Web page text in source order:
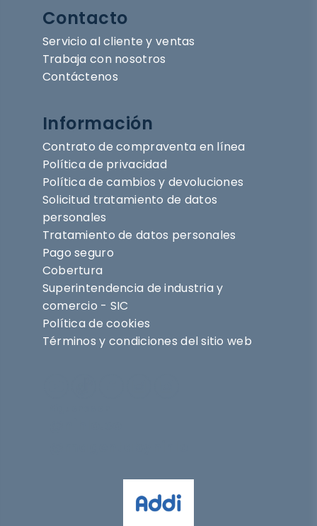
Contacto
Servicio al cliente y ventas
Trabaja con nosotros
Contáctenos
Información
Contrato de compraventa en línea
Política de privacidad
Política de cambios y devoluciones
Solicitud tratamiento de datos
personales
Tratamiento de datos personales
Pago seguro
Cobertura
Superintendencia de industria y
comercio - SIC
Política de cookies
Términos y condiciones del sitio web